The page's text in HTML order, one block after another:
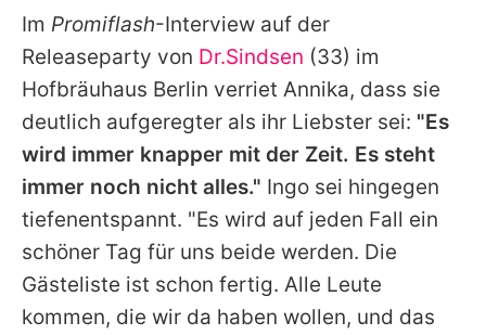
Im Promiflash-Interview auf der
Releaseparty von Dr.Sindsen (33) im
Hofbräuhaus Berlin verriet Annika, dass sie
deutlich aufgeregter als ihr Liebster sei: "Es
wird immer knapper mit der Zeit. Es steht
immer noch nicht alles." Ingo sei hingegen
tiefenentspannt. "Es wird auf jeden Fall ein
schöner Tag für uns beide werden. Die
Gästeliste ist schon fertig. Alle Leute
kommen, die wir da haben wollen, und das